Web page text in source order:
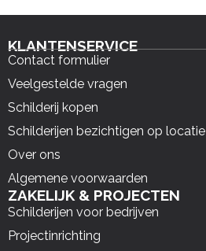
KLANTENSERVICE
Contact formulier
Veelgestelde vragen
Schilderij kopen
Schilderijen bezichtigen op locatie
Over ons
Algemene voorwaarden
ZAKELIJK & PROJECTEN
Schilderijen voor bedrijven
Projectinrichting